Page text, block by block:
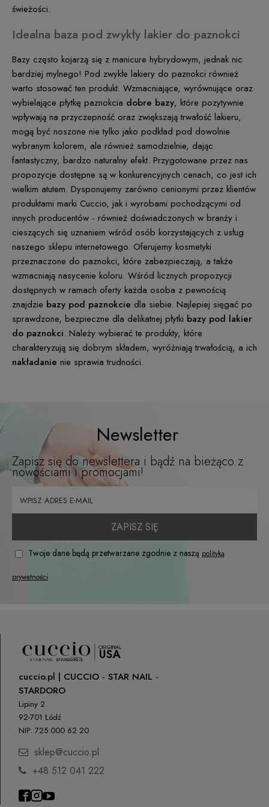
świeżości.
Idealna baza pod zwykły lakier do paznokci
Bazy często kojarzą się z manicure hybrydowym, jednak nic
bardziej mylnego! Pod zwykłe lakiery do paznokci również
warto stosować ten produkt. Wzmacniające, wyrównujące oraz
wybielające płytkę paznokcia dobre bazy, które pozytywnie
wpływają na przyczepność oraz zwiększają trwałość lakieru,
mogą być noszone nie tylko jako podkład pod dowolnie
wybranym kolorem, ale również samodzielnie, dając
fantastyczny, bardzo naturalny efekt. Przygotowane przez nas
propozycje dostępne są w konkurencyjnych cenach, co jest ich
wielkim atutem. Dysponujemy zarówno cenionymi przez klientów
produktami marki Cuccio, jak i wyrobami pochodzącymi od
innych producentów - również doświadczonych w branży i
cieszących się uznaniem wśród osób korzystających z usług
naszego sklepu internetowego. Oferujemy kosmetyki
przeznaczone do paznokci, które zabezpieczają, a także
wzmacniają nasycenie koloru. Wśród licznych propozycji
dostępnych w ramach oferty każda osoba z pewnością
znajdzie bazy pod paznokcie dla siebie. Najlepiej sięgać po
sprawdzone, bezpieczne dla delikatnej płytki bazy pod lakier
do paznokci. Należy wybierać te produkty, które
charakteryzują się dobrym składem, wyróżniają trwałością, a ich
nakładanie nie sprawia trudności.
Newsletter
Zapisz się do newslettera i bądź na bieżąco z
nowościami i promocjami!
ZAPISZ SIĘ
Twoje dane będą przetwarzane zgodnie z naszą polityką
prywatności
cuccio.pl | CUCCIO - STAR NAIL -
STARDORO
Lipiny 2
92-701 Łódź
NIP: 725 000 62 20
sklep@cuccio.pl
+48 512 041 222